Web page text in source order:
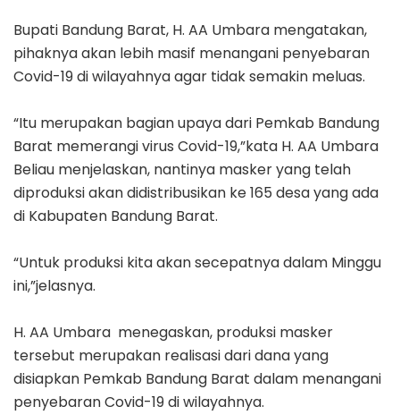
Bupati Bandung Barat, H. AA Umbara mengatakan,
pihaknya akan lebih masif menangani penyebaran
Covid-19 di wilayahnya agar tidak semakin meluas.
“Itu merupakan bagian upaya dari Pemkab Bandung
Barat memerangi virus Covid-19,”kata H. AA Umbara
Beliau menjelaskan, nantinya masker yang telah
diproduksi akan didistribusikan ke 165 desa yang ada
di Kabupaten Bandung Barat.
“Untuk produksi kita akan secepatnya dalam Minggu
ini,”jelasnya.
H. AA Umbara menegaskan, produksi masker
tersebut merupakan realisasi dari dana yang
disiapkan Pemkab Bandung Barat dalam menangani
penyebaran Covid-19 di wilayahnya.